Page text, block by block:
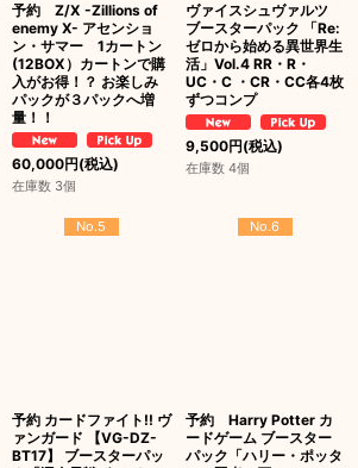
予約 Z/X -Zillions of
enemy X- アセンショ
ン・サマー 1カートン
(12BOX）カートンで購
入がお得！？ お楽しみ
パックが３パックへ増
量！！
60,000円(税込)
在庫数 3個
ヴァイスシュヴァルツ
ブースターパック 「Re:
ゼロから始める異世界生
活」Vol.4 RR・R・
UC・C ・CR・CC各4枚
ずつコンプ
9,500円(税込)
在庫数 4個
No.5
予約 カードファイト!! ヴ
ァンガード 【VG-DZ-
BT17】 ブースターパッ
No.6
予約 Harry Potter カ
ードゲーム ブースター
パック「ハリー・ポッタ